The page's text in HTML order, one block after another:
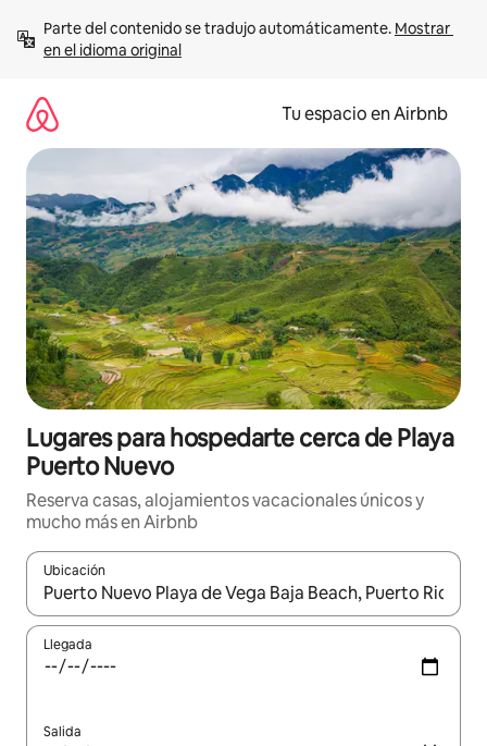
contenido
Parte del contenido se tradujo automáticamente. Mostrar
en el idioma original
Tu espacio en Airbnb
Lugares para hospedarte cerca de Playa
Puerto Nuevo
Reserva casas, alojamientos vacacionales únicos y
mucho más en Airbnb
Ubicación
Cuando los resultados estén disponibles, podrás navegar
Llegada
Salida